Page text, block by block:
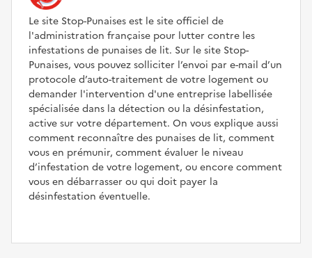
Le site Stop-Punaises est le site officiel de
l'administration française pour lutter contre les
infestations de punaises de lit. Sur le site Stop-
Punaises, vous pouvez solliciter l’envoi par e-mail d’un
protocole d’auto-traitement de votre logement ou
demander l'intervention d'une entreprise labellisée
spécialisée dans la détection ou la désinfestation,
active sur votre département. On vous explique aussi
comment reconnaître des punaises de lit, comment
vous en prémunir, comment évaluer le niveau
d’infestation de votre logement, ou encore comment
vous en débarrasser ou qui doit payer la
désinfestation éventuelle.